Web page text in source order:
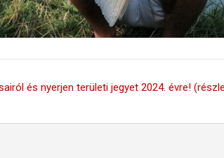
és nyerjen területi jegyet 2024. évre!